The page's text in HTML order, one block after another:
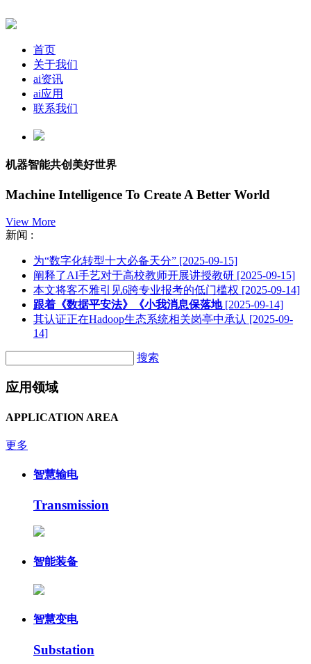
首页
关于我们
ai资讯
ai应用
联系我们
机器智能共创美好世界
Machine Intelligence To Create A Better World
View More
新闻 :
为“数字化转型十大必备天分” [2025-09-15]
阐释了AI手艺对于高校教师开展讲授教研 [2025-09-15]
本文将客不雅引见6跨专业报考的低门槛权 [2025-09-14]
跟着《数据平安法》《小我消息保落地 [2025-09-14]
其认证正在Hadoop生态系统相关岗亭中承认 [2025-09-
14]
搜索
应用领域
APPLICATION AREA
更多
智慧输电
Transmission
智能装备
智慧变电
Substation